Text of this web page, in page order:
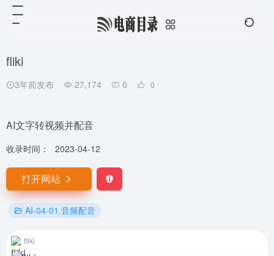
fliki
3年前发布 27,174 0 0
AI文字转视频并配音
收录时间： 2023-04-12
打开网站
AI-04-01.音频配音
fliki